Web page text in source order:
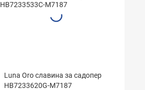
HB7233533C-M7187
Luna Oro славина за садопер
HB7233620G-M7187